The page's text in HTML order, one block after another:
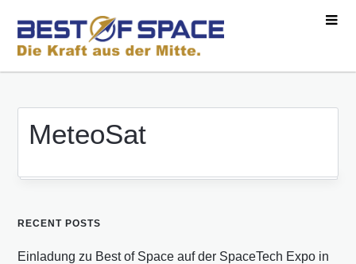
MeteoSat
RECENT POSTS
Einladung zu Best of Space auf der SpaceTech Expo in